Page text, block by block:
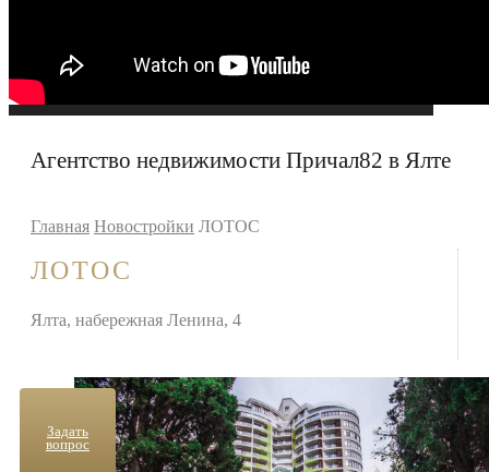
Агентство недвижимости Причал82 в Ялте
Задать
вопрос
Главная Новостройки ЛОТОС
ЛОТОС
Ялта, набережная Ленина, 4